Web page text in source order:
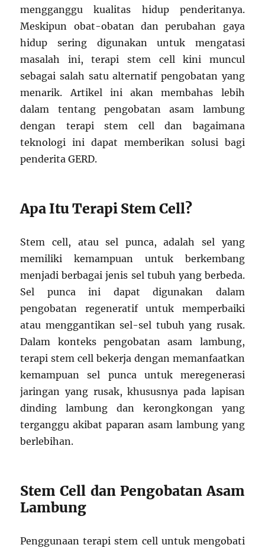
mengganggu kualitas hidup penderitanya.
Meskipun obat-obatan dan perubahan gaya
hidup sering digunakan untuk mengatasi
masalah ini, terapi stem cell kini muncul
sebagai salah satu alternatif pengobatan yang
menarik. Artikel ini akan membahas lebih
dalam tentang pengobatan asam lambung
dengan terapi stem cell dan bagaimana
teknologi ini dapat memberikan solusi bagi
penderita GERD.
Apa Itu Terapi Stem Cell?
Stem cell, atau sel punca, adalah sel yang
memiliki kemampuan untuk berkembang
menjadi berbagai jenis sel tubuh yang berbeda.
Sel punca ini dapat digunakan dalam
pengobatan regeneratif untuk memperbaiki
atau menggantikan sel-sel tubuh yang rusak.
Dalam konteks pengobatan asam lambung,
terapi stem cell bekerja dengan memanfaatkan
kemampuan sel punca untuk meregenerasi
jaringan yang rusak, khususnya pada lapisan
dinding lambung dan kerongkongan yang
terganggu akibat paparan asam lambung yang
berlebihan.
Stem Cell dan Pengobatan Asam
Lambung
Penggunaan terapi stem cell untuk mengobati